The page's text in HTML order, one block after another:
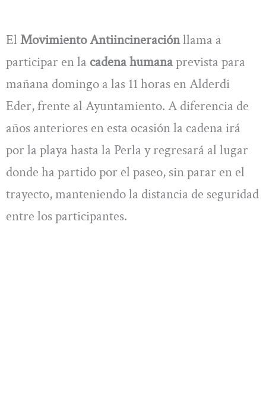
El Movimiento Antiincineraciónllama a
participar en la cadena humanaprevista para
mañana domingo a las 11 horas en Alderdi
Eder, frente al Ayuntamiento. A diferencia de
años anteriores en esta ocasión la cadena irá
por la playa hasta la Perla y regresará al lugar
donde ha partido por el paseo, sin parar en el
trayecto, manteniendo la distancia de seguridad
entre los participantes.